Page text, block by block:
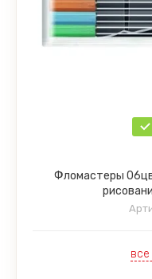
Фломастеры 06цв